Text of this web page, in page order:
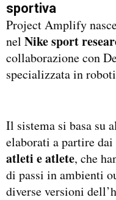
sportiva
Project Amplify
nel Nike sport
collaborazione con
specializzata in
Il sistema si basa su
elaborati a partire
atleti e atlete, che
di passi in ambienti
diverse versioni